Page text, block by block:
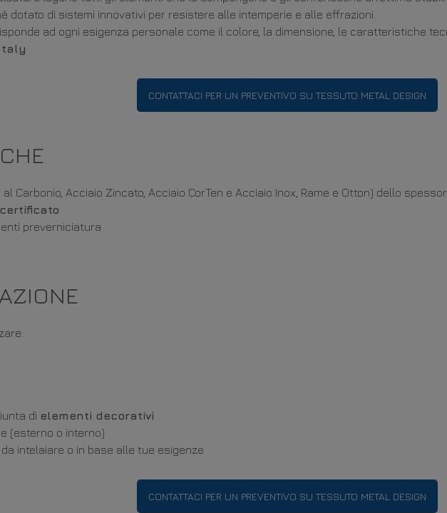
dotato di sistemi innovativi per resistere alle intemperie e alle effrazioni
ad ogni esigenza personale come il colore, la dimensione, le caratteristiche
CONTATTACI PER UN PREVENTIVO SU TESSUTO METAL DESIGN
al Carbonio, Acciaio Zincato, Acciaio CorTen e Acciaio Inox, Rame e Otton) dello
preverniciatura
di elementi decorativi
(esterno o interno)
intelaiare o in base alle tue esigenze
CONTATTACI PER UN PREVENTIVO SU TESSUTO METAL DESIGN